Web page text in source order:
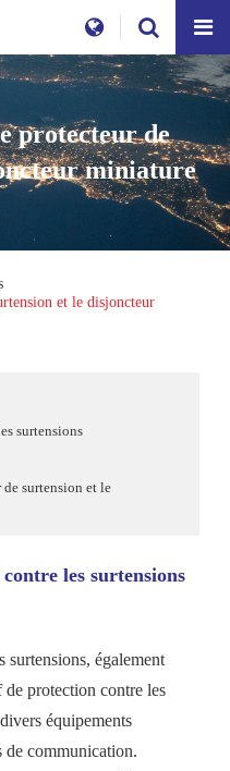
protecteur de
miniature
et le disjoncteur
surtensions
surtension et le
les surtensions
également
protection contre les
équipements
de communication.